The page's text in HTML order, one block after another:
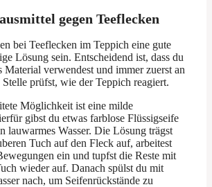
gegen Teeflecken
bei Teeflecken im Teppich eine gute
Lösung sein. Entscheidend ist, dass du
Material verwendest und immer zuerst an
prüfst, wie der Teppich reagiert.
Möglichkeit ist eine milde
gibst du etwas farblose Flüssigseife
lauwarmes Wasser. Die Lösung trägst
Tuch auf den Fleck auf, arbeitest
ein und tupfst die Reste mit
wieder auf. Danach spülst du mit
nach, um Seifenrückstände zu